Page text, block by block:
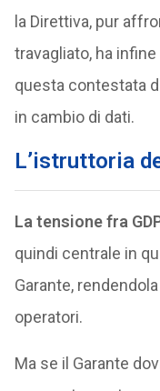
la Direttiva, pur
travagliato, ha
questa contestata
in cambio di dati.
L’istruttoria
La tensione fra
quindi centrale in
Garante,
operatori.
Ma se il Garante